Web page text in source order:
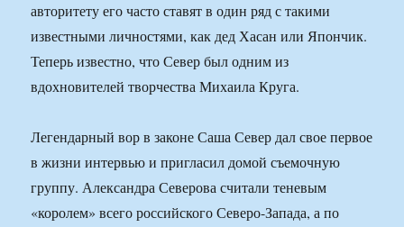
авторитету его часто ставят в один ряд с такими
известными личностями, как дед Хасан или Япончик.
Теперь известно, что Север был одним из
вдохновителей творчества Михаила Круга.
Легендарный вор в законе Саша Север дал свое первое
в жизни интервью и пригласил домой съемочную
группу. Александра Северова считали теневым
«королем» всего российского Северо-Запада, а по